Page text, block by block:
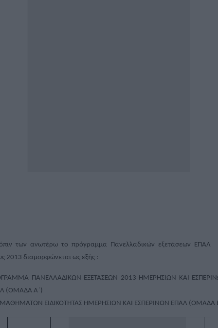
των ανωτέρω το πρόγραμμα Πανελλαδικών εξετάσεων ΕΠΑΛ
2013 διαμορφώνεται ως εξής :
ΠΑΝΕΛΛΑΔΙΚΩΝ ΕΞΕΤΑΣΕΩΝ 2013 ΗΜΕΡΗΣΙΩΝ ΚΑΙ
(ΟΜΑΔΑ Α΄)
ΜΑΘΗΜΑΤΩΝ ΕΙΔΙΚΟΤΗΤΑΣ ΗΜΕΡΗΣΙΩΝ ΚΑΙ ΕΣΠΕΡΙΝΩΝ ΕΠΑΛ (ΟΜΑΔΑ